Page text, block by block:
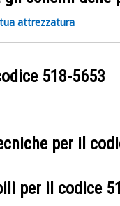
attrezzatura
518-5653
per il
per il codice